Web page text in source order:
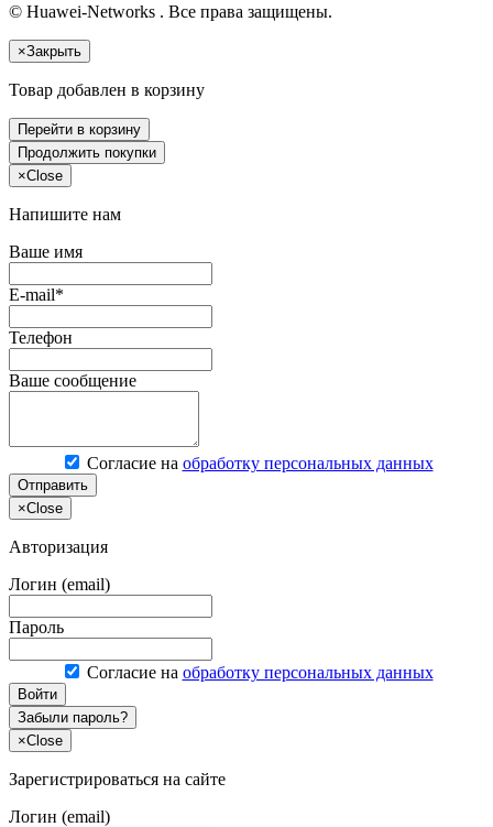
© Huawei-Networks . Все права защищены.
×Закрыть
Товар добавлен в корзину
Перейти в корзину
Продолжить покупки
×Close
Напишите нам
Ваше имя
E-mail*
Телефон
Ваше сообщение
Согласие на обработку персональных данных
Отправить
×Close
Авторизация
Логин (email)
Пароль
Согласие на обработку персональных данных
Войти
Забыли пароль?
×Close
Зарегистрироваться на сайте
Логин (email)